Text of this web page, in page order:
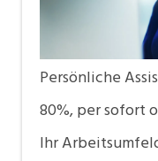
Verkauf,
Aussendienst
Sicherheit,
Persönliche
80%, per sofort
Ihr